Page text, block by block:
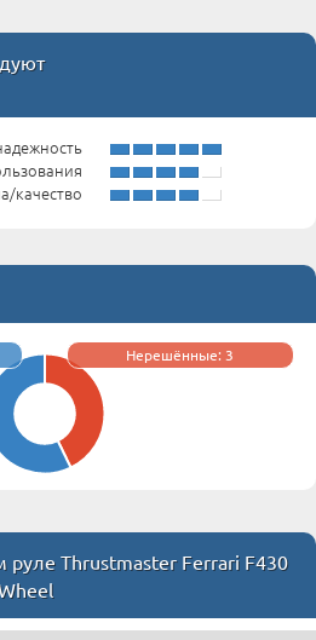
качество
Нерешённые: 3
Thrustmaster Ferrari F430